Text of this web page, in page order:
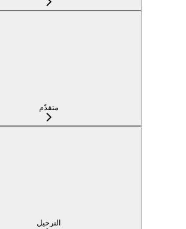
متقدّم
الترحيل